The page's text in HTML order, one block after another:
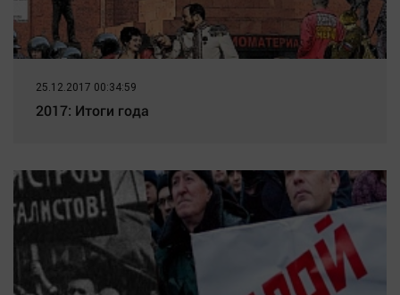
25.12.2017 00:34:59
2017: Итоги года